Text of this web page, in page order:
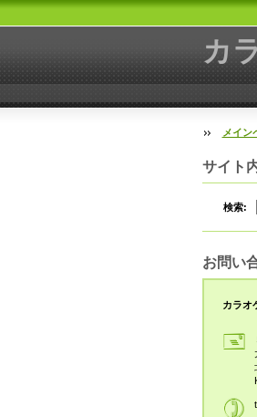
カ
メイン
サイト
検索:
お問い
カラオ